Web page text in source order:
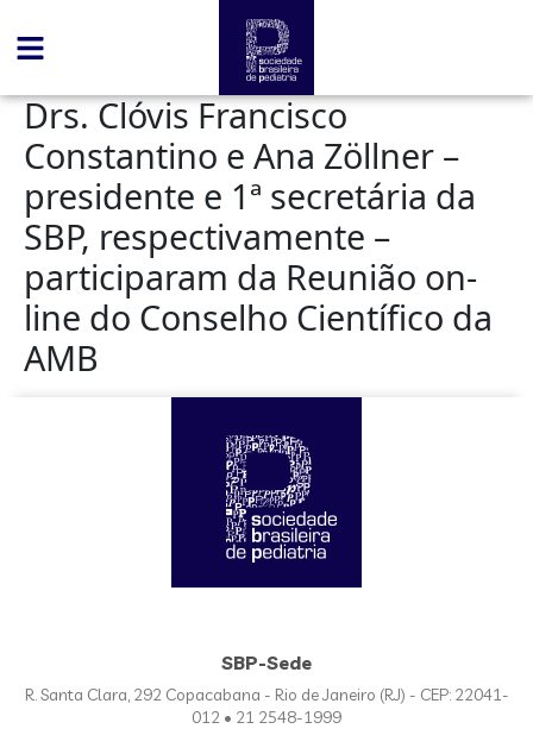
Drs. Clóvis Francisco
Constantino e Ana Zöllner –
presidente e 1ª secretária da
SBP, respectivamente –
participaram da Reunião on-
line do Conselho Científico da
AMB
SBP-Sede
R. Santa Clara, 292 Copacabana - Rio de Janeiro (RJ) - CEP: 22041-
012 • 21 2548-1999